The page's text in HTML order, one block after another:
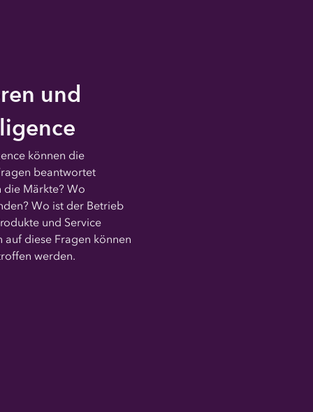
und
können die
beantwortet
die Märkte? Wo
Wo ist der Betrieb
und Service
diese Fragen können
werden.